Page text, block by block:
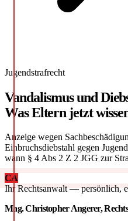
Jugendstrafrecht
Vandalismus und
Was Eltern jetzt
Anzeige wegen
Einbruchsdiebstahl gegen
wann § 4 Abs 2 Z 2 JGG zur
CA
Ihr Rechtsanwalt — persönlich,
Mag. Christopher Angerer,